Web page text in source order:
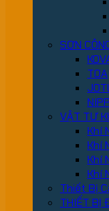
SƠN
TOA
VẬT TƯ
Khí
Khí
Khí
Khí
Thiết Bị
THIẾT BỊ